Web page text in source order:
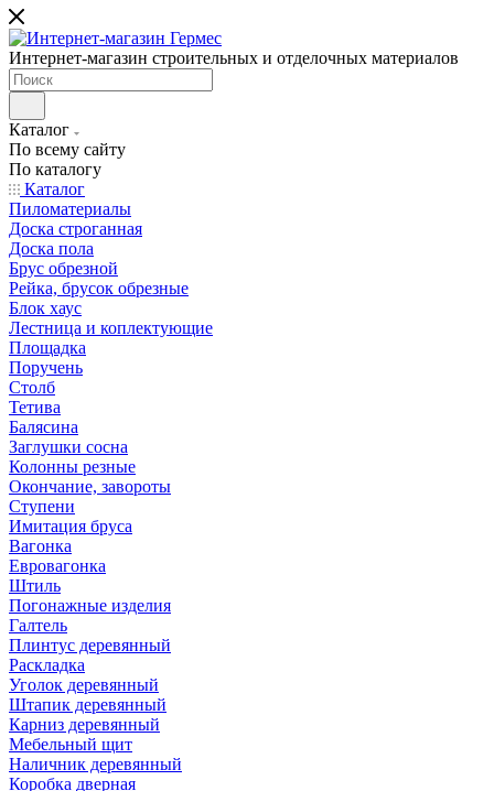
Интернет-магазин строительных и отделочных материалов
Каталог
По всему сайту
По каталогу
Каталог
Пиломатериалы
Доска строганная
Доска пола
Брус обрезной
Рейка, брусок обрезные
Блок хаус
Лестница и коплектующие
Площадка
Поручень
Столб
Тетива
Балясина
Заглушки сосна
Колонны резные
Окончание, завороты
Ступени
Имитация бруса
Вагонка
Евровагонка
Штиль
Погонажные изделия
Галтель
Плинтус деревянный
Раскладка
Уголок деревянный
Штапик деревянный
Карниз деревянный
Мебельный щит
Наличник деревянный
Коробка дверная